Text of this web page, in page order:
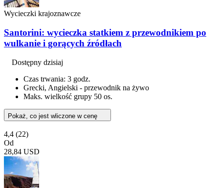
Wycieczki krajoznawcze
Santorini: wycieczka statkiem z przewodnikiem po
wulkanie i gorących źródłach
Dostępny dzisiaj
Czas trwania: 3 godz.
Grecki, Angielski - przewodnik na żywo
Maks. wielkość grupy 50 os.
Pokaż, co jest wliczone w cenę
4,4 (22)
Od
28,84 USD